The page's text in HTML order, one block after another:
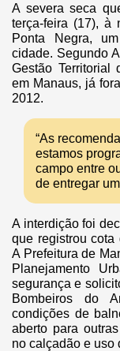
A severa seca
terça-feira (17), à
Ponta Negra,
cidade. Segundo
Gestão Territorial
em Manaus, já
2012.
“As
estamos
campo entre
de entregar
A interdição foi
que registrou cota
A Prefeitura de
Planejamento
segurança e
Bombeiros do
condições de
aberto para
no calçadão e uso